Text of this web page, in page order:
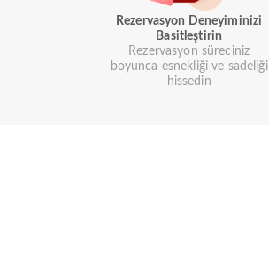
Rezervasyon Deneyiminizi
Basitleştirin
Rezervasyon süreciniz
boyunca esnekliği ve sadeliği
hissedin